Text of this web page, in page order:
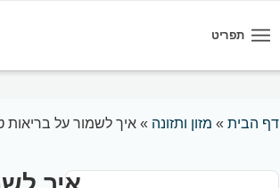
תפריט
דף הבית» מזון ותזונה » איך לשמור על בריאות